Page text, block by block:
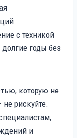
с техникой
годы без
которую не
не рискуйте.
и